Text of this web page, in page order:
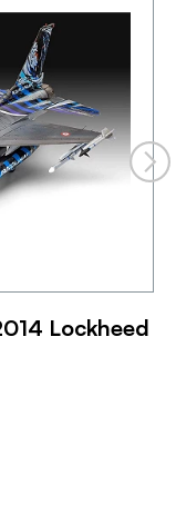
Lockheed